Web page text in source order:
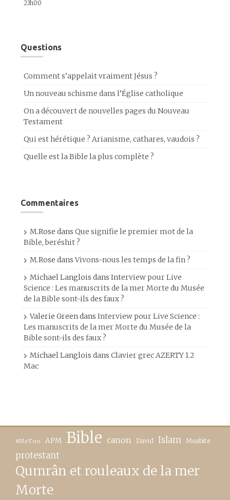
23h00
Questions
Comment s’appelait vraiment Jésus ?
Un nouveau schisme dans l’Église catholique
On a découvert de nouvelles pages du Nouveau
Testament
Qui est hérétique ? Arianisme, cathares, vaudois ?
Quelle est la Bible la plus complète ?
Commentaires
M.Rose dans Que signifie le premier mot de la
Bible, beréshit ?
M.Rose dansVivons-nous les temps de la fin ?
Michael Langlois dans Interview pour Live
Science : Les manuscrits de la mer Morte du Musée
de la Bible sont-ils des faux ?
Valerie Greendans Interview pour Live Science :
Les manuscrits de la mer Morte du Musée de la
Bible sont-ils des faux ?
Michael Langlois dans Clavier grec AZERTY 1.2
Mac
#MeToo APM Bible canon David Islam Moabite
protestant
Qumrân et rouleaux de la mer
Morte